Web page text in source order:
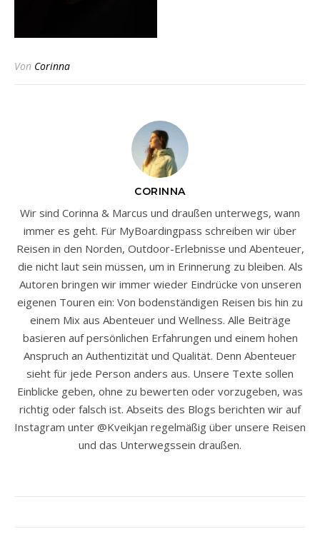
Von Corinna
CORINNA
Wir sind Corinna & Marcus und draußen unterwegs, wann
immer es geht. Für MyBoardingpass schreiben wir über
Reisen in den Norden, Outdoor-Erlebnisse und Abenteuer,
die nicht laut sein müssen, um in Erinnerung zu bleiben. Als
Autoren bringen wir immer wieder Eindrücke von unseren
eigenen Touren ein: Von bodenständigen Reisen bis hin zu
einem Mix aus Abenteuer und Wellness. Alle Beiträge
basieren auf persönlichen Erfahrungen und einem hohen
Anspruch an Authentizität und Qualität. Denn Abenteuer
sieht für jede Person anders aus. Unsere Texte sollen
Einblicke geben, ohne zu bewerten oder vorzugeben, was
richtig oder falsch ist. Abseits des Blogs berichten wir auf
Instagram unter @Kveikjan regelmäßig über unsere Reisen
und das Unterwegssein draußen.